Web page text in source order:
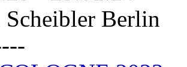
Berlin